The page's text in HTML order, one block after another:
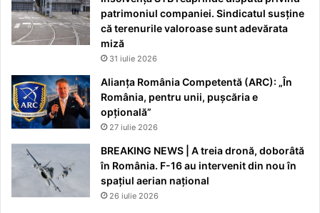
patrimoniul companiei. Sindicatul susține
că terenurile valoroase sunt adevărata
miză
31 iulie 2026
Alianța România Competentă (ARC): „În
România, pentru unii, pușcăria e
opțională”
27 iulie 2026
BREAKING NEWS | A treia dronă, doborâtă
în România. F-16 au intervenit din nou în
spațiul aerian național
26 iulie 2026